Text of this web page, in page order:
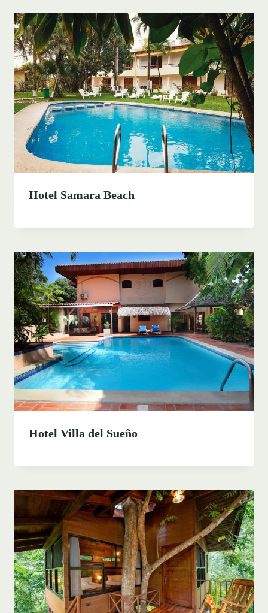
Hotel Samara Beach
Hotel Villa del Sueño